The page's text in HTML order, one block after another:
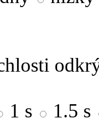
1 s
1.5 s